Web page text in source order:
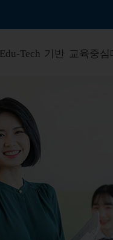
Tech 기반 교육중